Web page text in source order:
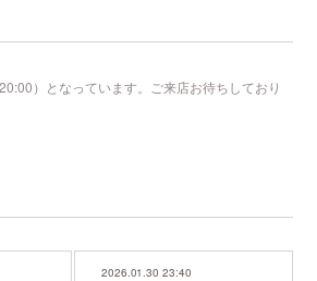
）となっています。ご来店お待ちしており
2026.01.30 23:40